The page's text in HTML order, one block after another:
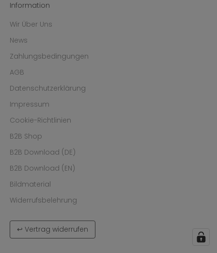
Information
Wir Über Uns
News
Zahlungsbedingungen
AGB
Datenschutzerklärung
Impressum
Cookie-Richtlinien
B2B Shop
B2B Download (DE)
B2B Download (EN)
Bildmaterial
Widerrufsbelehrung
↩ Vertrag widerrufen